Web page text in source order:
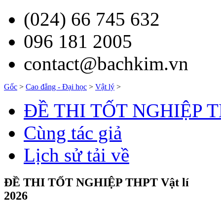
Hỗ trợ kĩ thuật
(024) 62 930 536
091 912 4899
hotro@violet.vn
Liên hệ quảng cáo
(024) 66 745 632
096 181 2005